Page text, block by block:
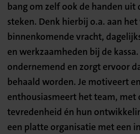
bang om zelf ook de handen uit
steken. Denk hierbij o.a. aan
binnenkomende vracht,
en werkzaamheden bij de
ondernemend en zorgt ervoor
behaald worden. Je motiveert en
enthousiasmeert het team, met
tevredenheid én hun
een platte organisatie met een